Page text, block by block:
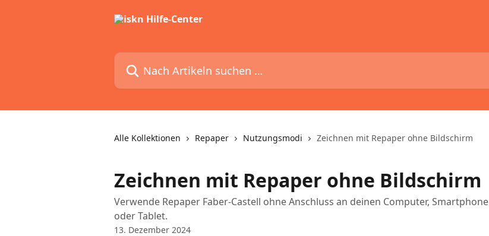
Nach Artikeln suchen …
Alle Kollektionen Repaper Nutzungsmodi Zeichnen mit Repaper ohne Bildschirm
Zeichnen mit Repaper ohne Bildschirm
Verwende Repaper Faber-Castell ohne Anschluss an deinen Computer, Smartphone
oder Tablet.
13. Dezember 2024